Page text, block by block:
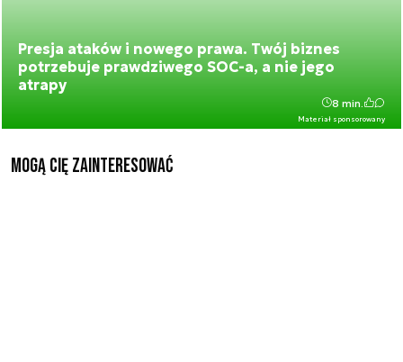
Presja ataków i nowego prawa. Twój biznes
potrzebuje prawdziwego SOC-a, a nie jego
atrapy
Materiał sponsorowany
8 min.
Mogą Cię zainteresować